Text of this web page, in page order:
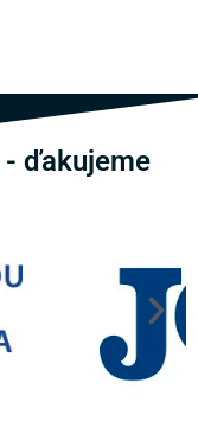
ďakujeme